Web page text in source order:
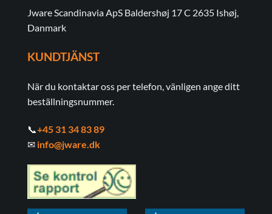
Jware Scandinavia ApS Baldershøj 17 C 2635 Ishøj,
Danmark
KUNDTJÄNST
När du kontaktar oss per telefon, vänligen ange ditt
beställningsnummer.
📞+45 31 34 83 89
✉ info@jware.dk